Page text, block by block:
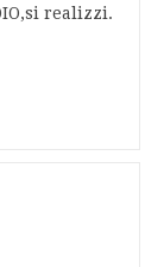
realizzi.